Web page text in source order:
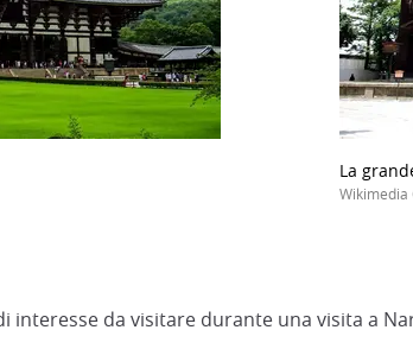
La
Wikimedia
interesse da visitare durante una visita a